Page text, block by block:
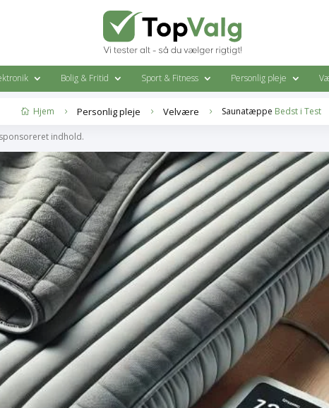
Bolig & Fritid Sport & Fitness Personlig pleje
 Hjem 5 Personlig pleje 5 Velvære 5 Saunatæppe Bedst i Test
indhold.